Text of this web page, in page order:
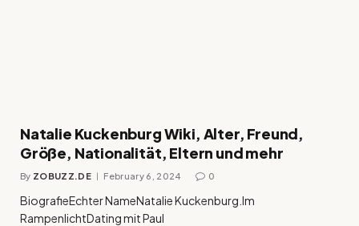
Natalie Kuckenburg Wiki, Alter, Freund,
Größe, Nationalität, Eltern und mehr
By ZOBUZZ.DE February 6, 2024 0
BiografieEchter NameNatalie Kuckenburg.Im
RampenlichtDating mit Paul